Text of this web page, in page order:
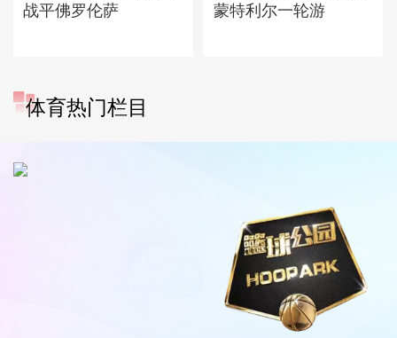
战平佛罗伦萨
蒙特利尔一轮游
体育热门栏目